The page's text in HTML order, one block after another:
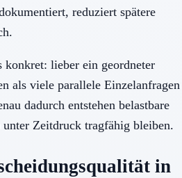
reduziert spätere
konkret: lieber ein geordneter
als viele parallele Einzelanfragen
dadurch entstehen belastbare
unter Zeitdruck tragfähig bleiben.
in